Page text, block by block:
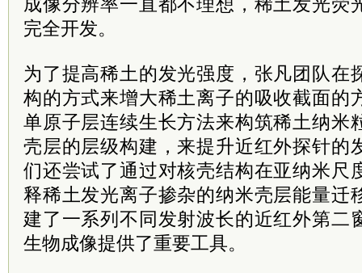
完全开发。
为了提高稀土的发光强度，张凡团队在
构的方式来增大稀土离子的吸收截面的
单原子层连续生长方法来构筑稀土纳米
壳层的层级构建，来提升近红外探针的
们还尝试了通过对核壳结构在亚纳米尺
释稀土发光离子掺杂的纳米壳层能量迁
建了一系列不同发射波长的近红外第二
生物成像提供了重要工具。